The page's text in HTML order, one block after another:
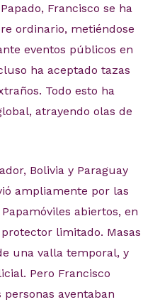
Francisco se ha
ordinario, metiéndose
eventos públicos en
ha aceptado tazas
Todo esto ha
atrayendo olas de
Bolivia y Paraguay
ampliamente por las
abiertos, en
limitado. Masas
una valla temporal, y
Pero Francisco
aventaban